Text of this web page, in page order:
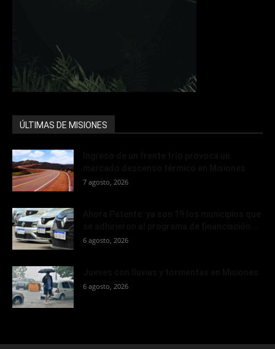
ÚLTIMAS DE MISIONES
7 agosto, 2026
6 agosto, 2026
6 agosto, 2026